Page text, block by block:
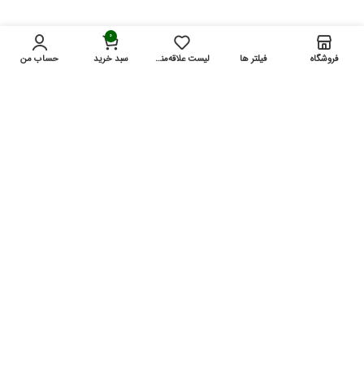
فروشگاه فیلتر ها لیست علاقه‌مندی‌ها
0
سبد خرید حساب من